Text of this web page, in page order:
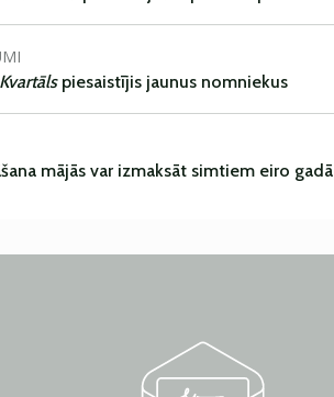
piesaistījis jaunus nomniekus
mājās var izmaksāt simtiem eiro gadā